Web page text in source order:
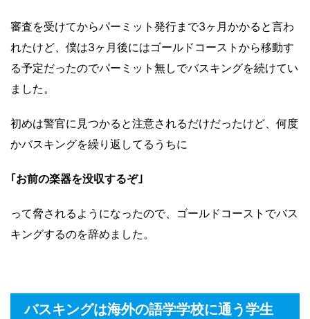
審査を受けてからパーミット発行まで3ヶ月かかると言わ
れたけど、僕は3ヶ月後にはゴールドコーストから移動す
る予定だったのでパーミット無しでバスキングを続けてい
ました。
初めは警官に見つかると注意されるだけだったけど、何度
かバスキングを繰り返してるうちに
｢お前の楽器を没収するぞ｣
って脅されるようになったので、ゴールドコーストでバス
キングするのを辞めました。
バスキングは海外の語学学校に通う学生